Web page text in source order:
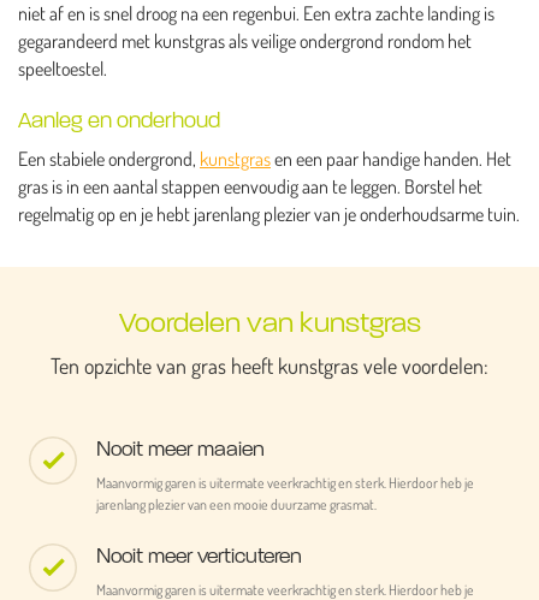
niet af en is snel droog na een regenbui. Een extra zachte landing is
gegarandeerd met kunstgras als veilige ondergrond rondom het
speeltoestel.
Aanleg en onderhoud
Een stabiele ondergrond, kunstgrasen een paar handige handen. Het
gras is in een aantal stappen eenvoudig aan te leggen. Borstel het
regelmatig op en je hebt jarenlang plezier van je onderhoudsarme tuin.
Voordelen van kunstgras
Ten opzichte van gras heeft kunstgras vele voordelen:
Nooit meer maaien
Maanvormig garen is uitermate veerkrachtig en sterk. Hierdoor heb je
jarenlang plezier van een mooie duurzame grasmat.
Nooit meer verticuteren
Maanvormig garen is uitermate veerkrachtig en sterk. Hierdoor heb je